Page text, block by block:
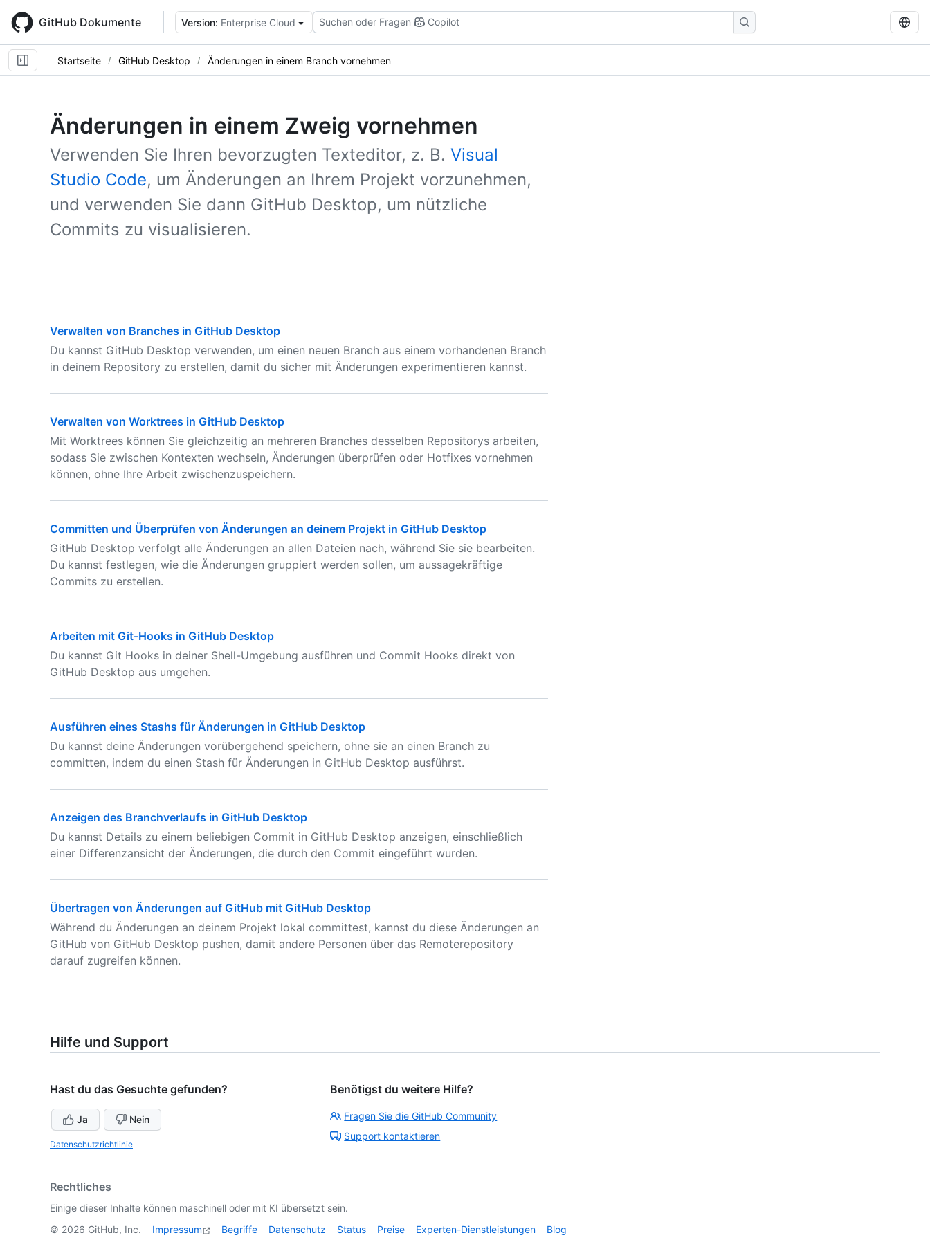
main
content
GitHub Dokumente Version: Enterprise Cloud Suchen oder Fragen Copilot
Startseite GitHub Desktop Änderungen in einem Branch vornehmen
Änderungen in einem Zweig vornehmen
Verwenden Sie Ihren bevorzugten Texteditor, z. B. Visual
Studio Code, um Änderungen an Ihrem Projekt vorzunehmen,
und verwenden Sie dann GitHub Desktop, um nützliche
Commits zu visualisieren.
Verwalten von Branches in GitHub Desktop
Du kannst GitHub Desktop verwenden, um einen neuen Branch aus einem vorhandenen Branch
in deinem Repository zu erstellen, damit du sicher mit Änderungen experimentieren kannst.
Verwalten von Worktrees in GitHub Desktop
Mit Worktrees können Sie gleichzeitig an mehreren Branches desselben Repositorys arbeiten,
sodass Sie zwischen Kontexten wechseln, Änderungen überprüfen oder Hotfixes vornehmen
können, ohne Ihre Arbeit zwischenzuspeichern.
Committen und Überprüfen von Änderungen an deinem Projekt in GitHub Desktop
GitHub Desktop verfolgt alle Änderungen an allen Dateien nach, während Sie sie bearbeiten.
Du kannst festlegen, wie die Änderungen gruppiert werden sollen, um aussagekräftige
Commits zu erstellen.
Arbeiten mit Git-Hooks in GitHub Desktop
Du kannst Git Hooks in deiner Shell-Umgebung ausführen und Commit Hooks direkt von
GitHub Desktop aus umgehen.
Ausführen eines Stashs für Änderungen in GitHub Desktop
Du kannst deine Änderungen vorübergehend speichern, ohne sie an einen Branch zu
committen, indem du einen Stash für Änderungen in GitHub Desktop ausführst.
Anzeigen des Branchverlaufs in GitHub Desktop
Du kannst Details zu einem beliebigen Commit in GitHub Desktop anzeigen, einschließlich
einer Differenzansicht der Änderungen, die durch den Commit eingeführt wurden.
Übertragen von Änderungen auf GitHub mit GitHub Desktop
Während du Änderungen an deinem Projekt lokal committest, kannst du diese Änderungen an
GitHub von GitHub Desktop pushen, damit andere Personen über das Remoterepository
darauf zugreifen können.
Hilfe und Support
Hast du das Gesuchte gefunden?
Ja Nein
Datenschutzrichtlinie
Benötigst du weitere Hilfe?
Fragen Sie die GitHub Community
Support kontaktieren
Rechtliches
Einige dieser Inhalte können maschinell oder mit KI übersetzt sein.
© 2026 GitHub, Inc. Impressum Begriffe Datenschutz Status Preise Experten-Dienstleistungen Blog